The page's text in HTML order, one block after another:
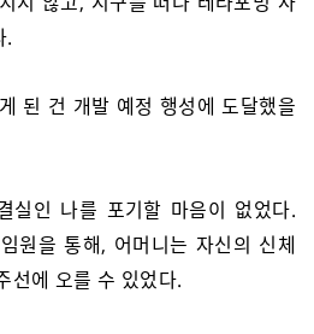
.
된 건 개발 예정 행성에 도달했을
실인 나를 포기할 마음이 없었다.
원을 통해, 어머니는 자신의 신체
선에 오를 수 있었다.